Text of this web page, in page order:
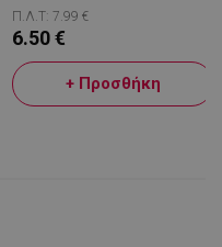
Π.Λ.Τ: 7.99 €
6.50 €
+ Προσθήκη